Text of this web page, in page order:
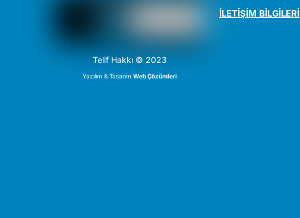
Telif Hakkı © 2023
Yazılım & Tasarım Web Çözümleri
İLETİŞİM BİLGİLERİ